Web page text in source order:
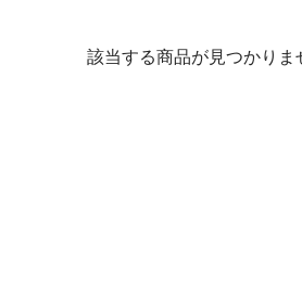
該当する商品が見つかりま